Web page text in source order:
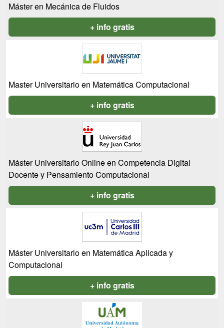
Máster en Mecánica de Fluidos
+ info gratis
Master Universitario en Matemática Computacional
+ info gratis
Máster Universitario Online en Competencia Digital
Docente y Pensamiento Computacional
+ info gratis
Máster Universitario en Matemática Aplicada y
Computacional
+ info gratis